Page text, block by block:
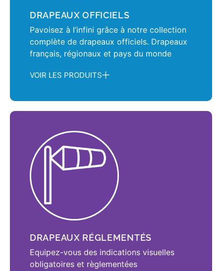
DRAPEAUX OFFICIELS
Pavoisez à l’infini grâce à notre collection
complète de drapeaux officiels. Drapeaux
français, régionaux et pays du monde
VOIR LES PRODUITS
DRAPEAUX RÉGLEMENTÉS
Equipez-vous des indications visuelles
obligatoires et règlementées